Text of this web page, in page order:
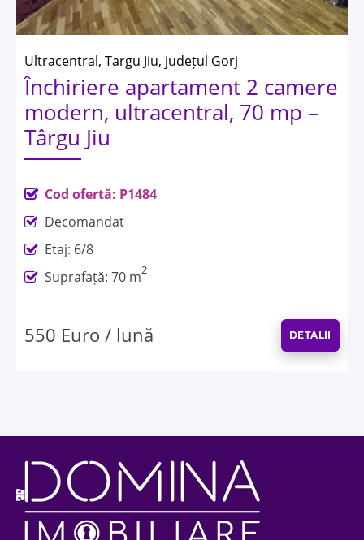
Ultracentral, Targu Jiu, județul Gorj
Închiriere apartament 2 camere
modern, ultracentral, 70 mp –
Târgu Jiu
Cod ofertă: P1484
Decomandat
Etaj: 6/8
Suprafață: 70 m2
550 Euro / lună DETALII